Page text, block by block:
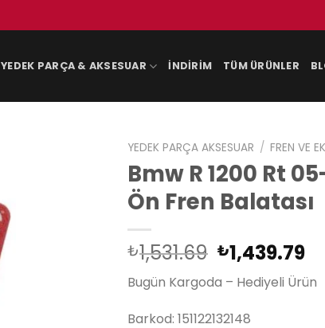
YEDEK PARÇA & AKSESUAR İNDIRIM TÜM ÜRÜNLER
YEDEK PARÇA AKSESUAR / FREN VE
Bmw R 1200 Rt
Ön Fren Balatası
₺1,531.69 Orijinal
fiyat:
₺1,531.69.
₺1,439.79Şu
Bugün Kargoda – Hediyeli Ürün
Barkod: 151122132148